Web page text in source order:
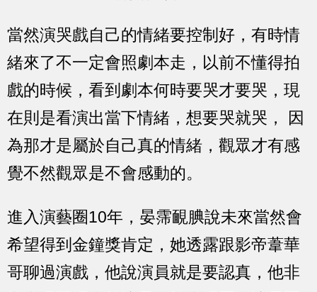
當然演哭戲自己的情緒要控制好，有時情
緒來了不一定會照劇本走，以前不懂得拍
戲的時候，看到劇本何時要哭才要哭，現
在則是看演出當下情緒，想要哭就哭， 因
為那才是屬於自己真的情緒，觀眾才有感
覺不然觀眾是不會感動的。
進入演藝圈10年，晏霈靦腆說未來當然會
希望得到金鐘獎肯定，她透露跟影帝葦華
哥聊過演戲，他說演員就是要認真，他非